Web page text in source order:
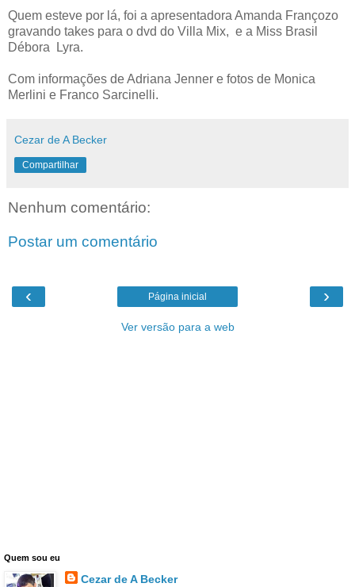
Quem esteve por lá, foi a apresentadora Amanda Françozo
gravando takes para o dvd do Villa Mix, e a Miss Brasil
Débora Lyra.
Com informações de Adriana Jenner e fotos de Monica
Merlini e Franco Sarcinelli.
Cezar de A Becker
Compartilhar
Nenhum comentário:
Postar um comentário
‹ ›
Página inicial
Ver versão para a web
Quem sou eu
Cezar de A Becker